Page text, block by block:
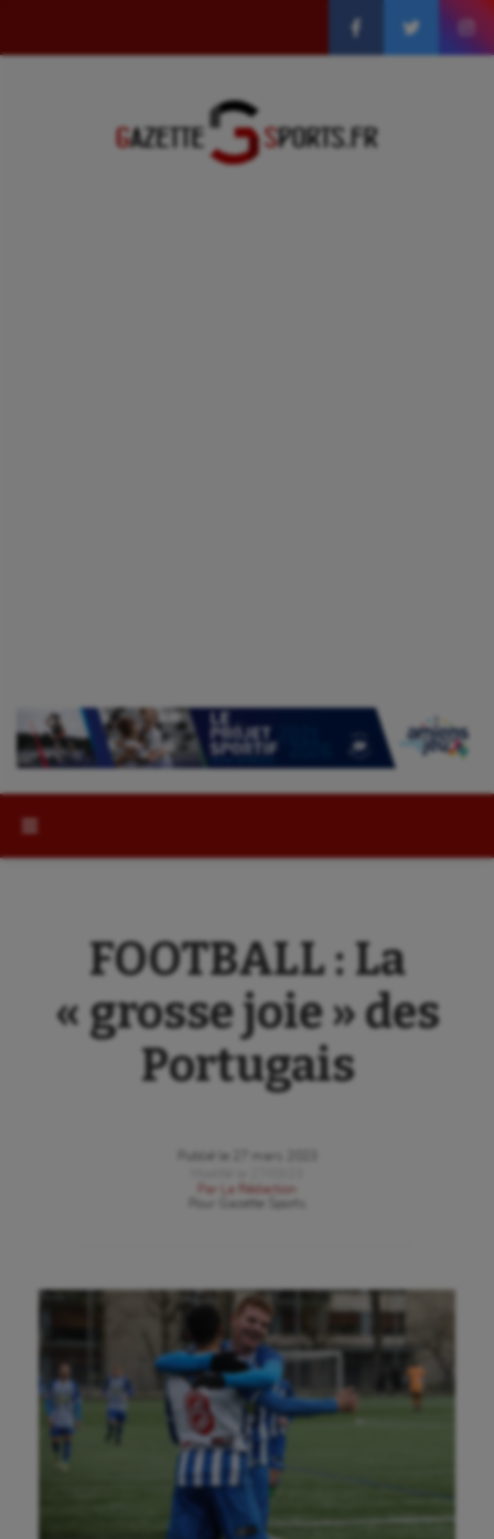
FOOTBALL : La
« grosse joie » des
Portugais
Publié le
27 mars 2023
Par
La Rédaction
Gazette Sports